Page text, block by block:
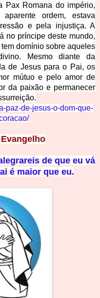
Pax Romana do império,
ordem, estava
e pela injustiça. A
no príncipe deste mundo,
domínio sobre aqueles
Mesmo diante da
de Jesus para o Pai, os
mútuo e pelo amor de
da paixão e permanecer
paz-de-jesus-o-dom-que-
de que eu vá
é maior que eu.